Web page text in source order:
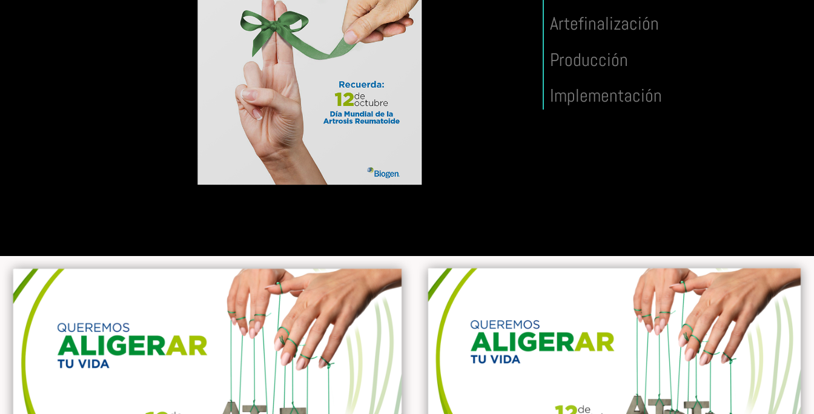
Artefinalización
Producción
Implementación